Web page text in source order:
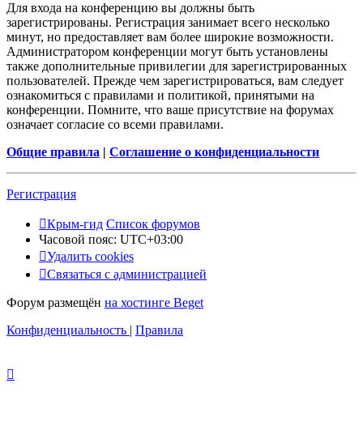
Для входа на конференцию вы должны быть
зарегистрированы. Регистрация занимает всего несколько
минут, но предоставляет вам более широкие возможности.
Администратором конференции могут быть установлены
также дополнительные привилегии для зарегистрированных
пользователей. Прежде чем зарегистрироваться, вам следует
ознакомиться с правилами и политикой, принятыми на
конференции. Помните, что ваше присутствие на форумах
означает согласие со всеми правилами.
Общие правила | Соглашение о конфиденциальности
Регистрация
Крым-гид Список форумов
Часовой пояс: UTC+03:00
Удалить cookies
Связаться с администрацией
Форум размещён на хостинге Beget
Конфиденциальность | Правила